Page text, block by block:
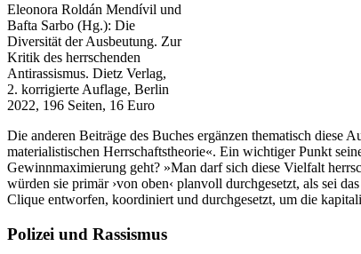
Eleonora Roldán Mendívil und
Bafta Sarbo (Hg.): Die
Diversität der Ausbeutung. Zur
Kritik des herrschenden
Antirassismus. Dietz Verlag,
2. korrigierte Auflage, Berlin
2022, 196 Seiten, 16 Euro
Die anderen Beiträge des Buches ergänzen thematisch diese
materialistischen Herrschaftstheorie«. Ein wichtiger Punkt
Gewinnmaximierung geht? »Man darf sich diese Vielfalt
würden sie primär ›von oben‹ planvoll durchgesetzt, als sei
Clique entworfen, koordiniert und durchgesetzt, um die
Polizei und Rassismus